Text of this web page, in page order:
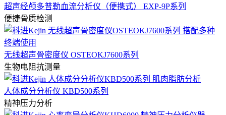
超声经颅多普勒血流分析仪（便携式） EXP-9P系列
便捷骨质检测
无线超声骨密度仪 OSTEOKJ7600系列
生物电阻抗测量
人体成分分析仪 KBD500系列
精神压力分析